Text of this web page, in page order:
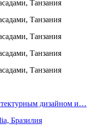
дизайном и…
Бразилия